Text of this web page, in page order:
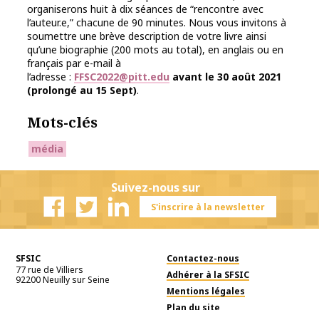
organiserons huit à dix séances de “rencontre avec
l’auteur.e,” chacune de 90 minutes. Nous vous invitons à
soumettre une brève description de votre livre ainsi
qu’une biographie (200 mots au total), en anglais ou en
français par e-mail à
l’adresse : FFSC2022@pitt.edu avant le 30 août 2021
(prolongé au 15 Sept).
Mots-clés
média
Suivez-nous sur
S'inscrire à la newsletter
SFSIC
77 rue de Villiers
92200Neuilly sur Seine
Contactez-nous
Adhérer à la SFSIC
Mentions légales
Plan du site